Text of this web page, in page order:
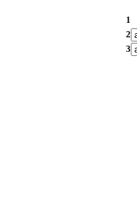
1
2
3